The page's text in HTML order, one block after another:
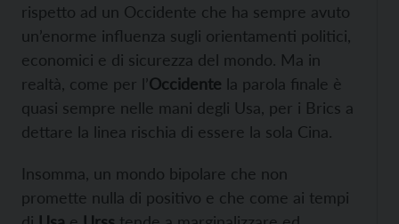
rispetto ad un Occidente che ha sempre avuto
un’enorme influenza sugli orientamenti politici,
economici e di sicurezza del mondo. Ma in
realtà, come per l’Occidente la parola finale è
quasi sempre nelle mani degli Usa, per i Brics a
dettare la linea rischia di essere la sola Cina.
Insomma, un mondo bipolare che non
promette nulla di positivo e che come ai tempi